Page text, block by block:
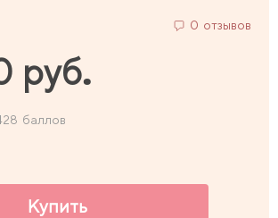
0 отзывов
руб.
баллов
Купить